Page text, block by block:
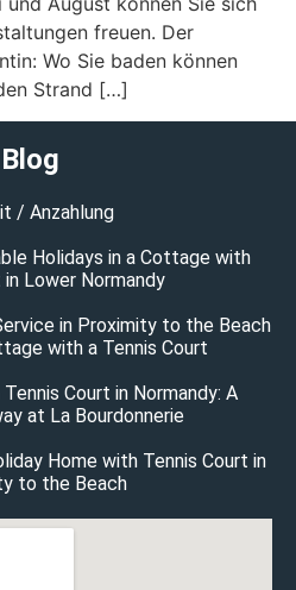
freuen. Der
Wo Sie baden können
Strand […]
Blog
/ Anzahlung
Holidays in a Cottage with
in Lower Normandy
in Proximity to the Beach
with a Tennis Court
Court in Normandy: A
at La Bourdonnerie
Home with Tennis Court in
to the Beach